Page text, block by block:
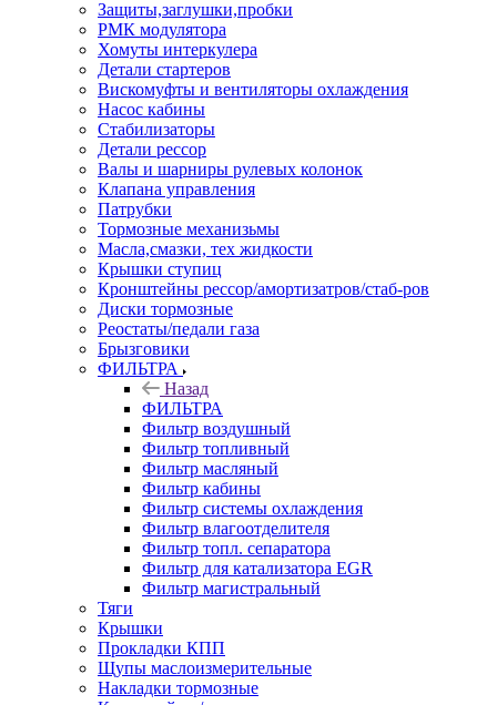
Защиты,заглушки,пробки
РМК модулятора
Хомуты интеркулера
Детали стартеров
Вискомуфты и вентиляторы охлаждения
Насос кабины
Стабилизаторы
Детали рессор
Валы и шарниры рулевых колонок
Клапана управления
Патрубки
Тормозные механизьмы
Масла,смазки, тех жидкости
Крышки ступиц
Кронштейны рессор/амортизатров/стаб-ров
Диски тормозные
Реостаты/педали газа
Брызговики
ФИЛЬТРА
Назад
ФИЛЬТРА
Фильтр воздушный
Фильтр топливный
Фильтр масляный
Фильтр кабины
Фильтр системы охлаждения
Фильтр влагоотделителя
Фильтр топл. сепаратора
Фильтр для катализатора EGR
Фильтр магистральный
Тяги
Крышки
Прокладки КПП
Щупы маслоизмерительные
Накладки тормозные